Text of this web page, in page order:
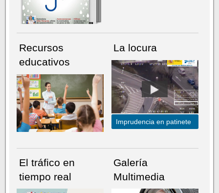
Recursos
educativos
La locura
Imprudencia en patinete
El tráfico en
tiempo real
Galería
Multimedia